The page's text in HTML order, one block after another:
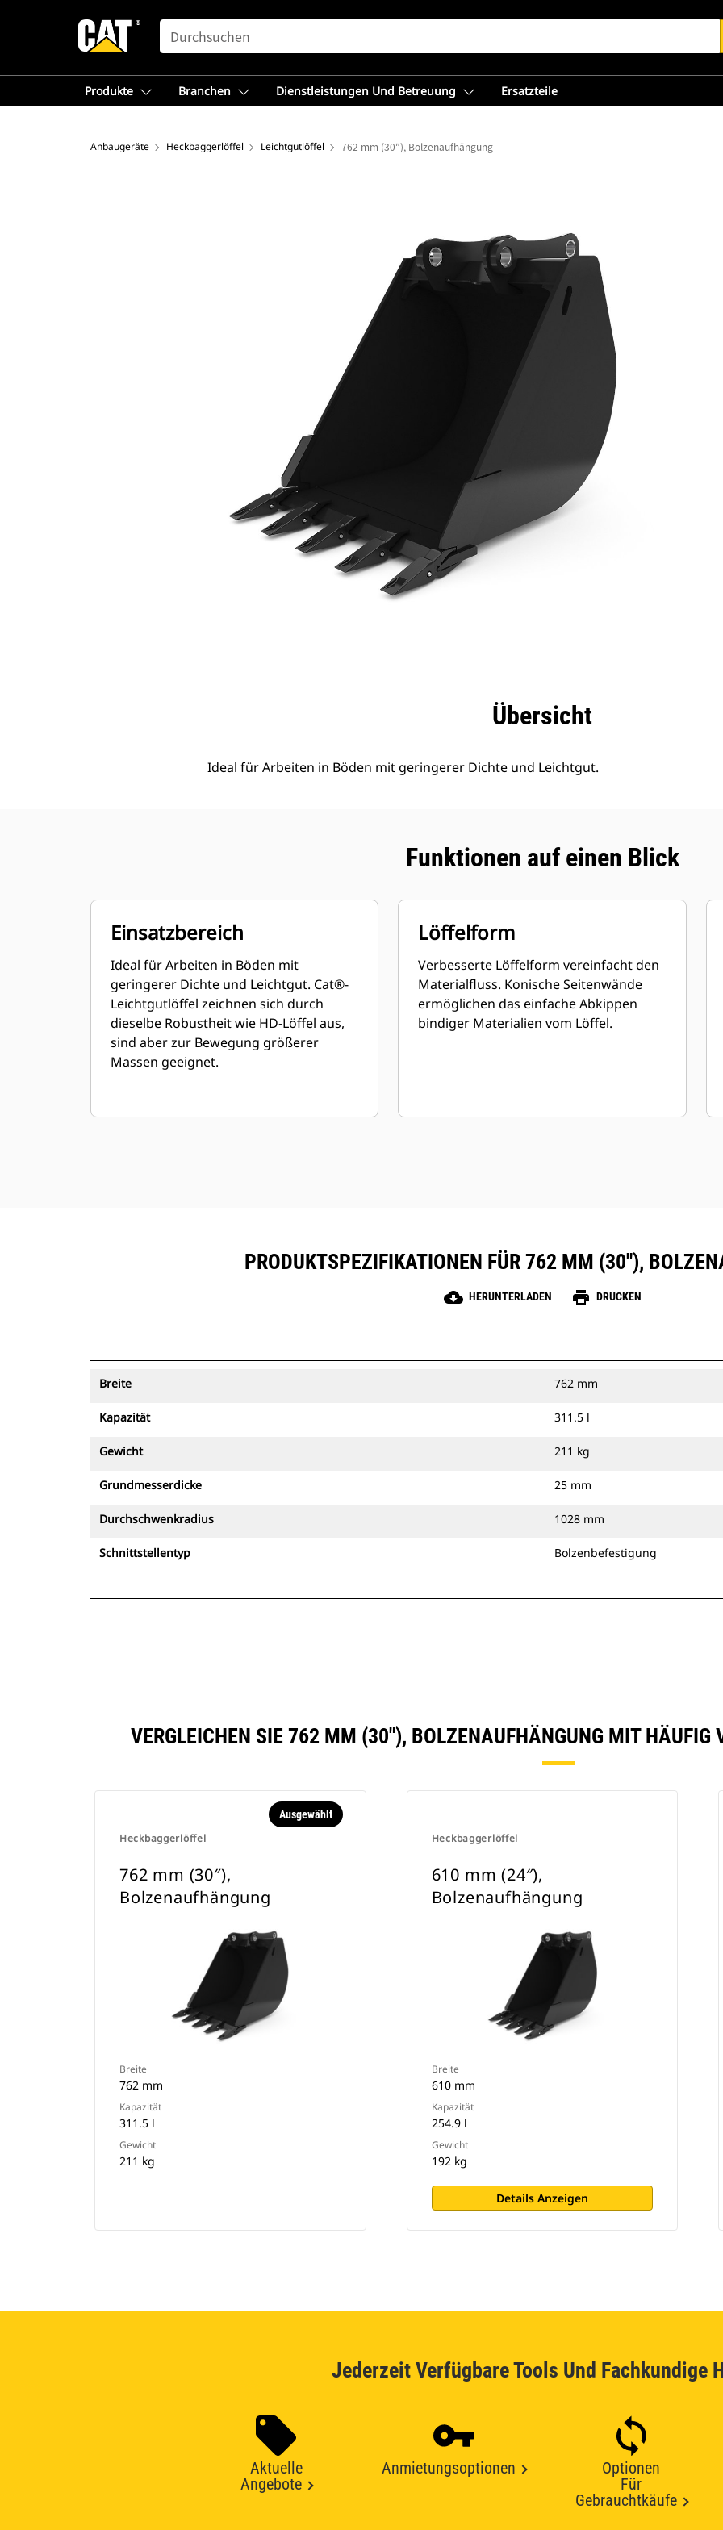
SEARCH
Produkte Branchen Dienstleistungen Und Betreuung Ersatzteile
Anbaugeräte Heckbaggerlöffel Leichtgutlöffel 762 mm (30″), Bolzenaufhängung
Technische DatenÜbersicht
Ideal für Arbeiten in Böden mit geringerer Dichte und Leichtgut.
Funktionen auf einen Blick
Einsatzbereich
Ideal für Arbeiten in Böden mit
geringerer Dichte und Leichtgut. Cat®-
Leichtgutlöffel zeichnen sich durch
dieselbe Robustheit wie HD-Löffel aus,
sind aber zur Bewegung größerer
Massen geeignet.
Löffelform
Verbesserte Löffelform vereinfacht den
Materialfluss. Konische Seitenwände
ermöglichen das einfache Abkippen
bindiger Materialien vom Löffel.
PRODUKTSPEZIFIKATIONEN FÜR 762 MM (30″),
cloud_download HERUNTERLADEN print DRUCKEN
Breite 762 mm
Kapazität 311.5 l
Gewicht 211 kg
Grundmesserdicke 25 mm
Durchschwenkradius 1028 mm
Schnittstellentyp Bolzenbefestigung
VERGLEICHEN SIE 762 MM (30″), BOLZENAUFHÄNGUNG MIT HÄUFIG
Heckbaggerlöffel
Ausgewählt
762 mm (30″),
Bolzenaufhängung
Breite
762 mm
Kapazität
311.5 l
Gewicht
211 kg
Heckbaggerlöffel
610 mm (24″),
Bolzenaufhängung
Breite
610 mm
Kapazität
254.9 l
Gewicht
192 kg
Details Anzeigen
Jederzeit Verfügbare Tools Und Fachkundige
Aktuelle
Angebote
Anmietungsoptionen
Optionen
Für
Gebrauchtkäufe